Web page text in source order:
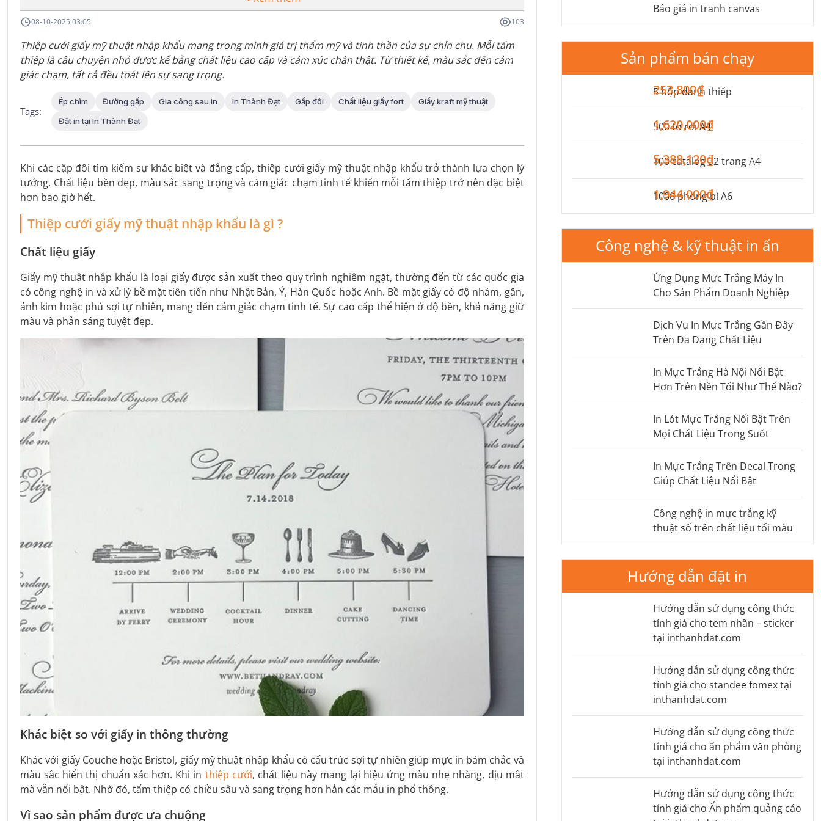
08-10-2025 03:05 103
Thiệp cưới giấy mỹ thuật nhập khẩu mang trong mình giá trị thẩm mỹ và tinh thần của sự chỉn chu. Mỗi tấm
thiệp là câu chuyện nhỏ được kể bằng chất liệu cao cấp và cảm xúc chân thật. Từ thiết kế, màu sắc đến cảm
giác chạm, tất cả đều toát lên sự sang trọng.
Tags:
Ép chìm Đường gấp Gia công sau in In Thành Đạt Gấp đôi Chất liệu giấy fort
Giấy kraft mỹ thuật
Đặt in tại In Thành Đạt
Khi các cặp đôi tìm kiếm sự khác biệt và đẳng cấp, thiệp cưới giấy mỹ thuật nhập khẩu trở thành lựa chọn lý
tưởng. Chất liệu bền đẹp, màu sắc sang trọng và cảm giác chạm tinh tế khiến mỗi tấm thiệp trở nên đặc biệt
hơn bao giờ hết.
Thiệp cưới giấy mỹ thuật nhập khẩu là gì ?
Chất liệu giấy
Giấy mỹ thuật nhập khẩu là loại giấy được sản xuất theo quy trình nghiêm ngặt, thường đến từ các quốc gia
có công nghệ in và xử lý bề mặt tiên tiến như Nhật Bản, Ý, Hàn Quốc hoặc Anh. Bề mặt giấy có độ nhám, gân,
ánh kim hoặc phủ sợi tự nhiên, mang đến cảm giác chạm tinh tế. Sự cao cấp thể hiện ở độ bền, khả năng giữ
màu và phản sáng tuyệt đẹp.
Khác biệt so với giấy in thông thường
Khác với giấy Couche hoặc Bristol, giấy mỹ thuật nhập khẩu có cấu trúc sợi tự nhiên giúp mực in bám chắc và
màu sắc hiển thị chuẩn xác hơn. Khi in thiệp cưới, chất liệu này mang lại hiệu ứng màu nhẹ nhàng, dịu mắt
mà vẫn nổi bật. Nhờ đó, tấm thiệp có chiều sâu và sang trọng hơn hẳn các mẫu in phổ thông.
Vì sao sản phẩm được ưa chuộng
Báo giá in tranh canvas
Sản phẩm bán chạy
5 hộp danh thiếp
253,800₫
500 tờ rơi A4
1,620,000₫
100 catalog 32 trang A4
5,388,120₫
1000 phong bì A6
1,944,000₫
Công nghệ & kỹ thuật in ấn
Ứng Dụng Mực Trắng Máy In
Cho Sản Phẩm Doanh Nghiệp
Dịch Vụ In Mực Trắng Gần Đây
Trên Đa Dạng Chất Liệu
In Mực Trắng Hà Nội Nổi Bật
Hơn Trên Nền Tối Như Thế Nào?
In Lót Mực Trắng Nổi Bật Trên
Mọi Chất Liệu Trong Suốt
In Mực Trắng Trên Decal Trong
Giúp Chất Liệu Nổi Bật
Công nghệ in mực trắng kỹ
thuật số trên chất liệu tối màu
Hướng dẫn đặt in
Hướng dẫn sử dụng công thức
tính giá cho tem nhãn – sticker
tại inthanhdat.com
Hướng dẫn sử dụng công thức
tính giá cho standee fomex tại
inthanhdat.com
Hướng dẫn sử dụng công thức
tính giá cho ấn phẩm văn phòng
tại inthanhdat.com
Hướng dẫn sử dụng công thức
tính giá cho Ấn phẩm quảng cáo